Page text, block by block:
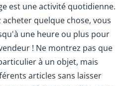
est une activité quotidienne.
quelque chose, vous
une heure ou plus pour
! Ne montrez pas que
à un objet, mais
articles sans laisser